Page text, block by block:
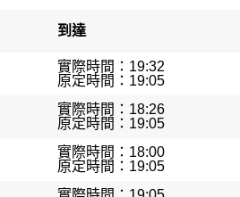
到達
實際時間：19:32
原定時間：19:05
實際時間：18:26
原定時間：19:05
實際時間：18:00
原定時間：19:05